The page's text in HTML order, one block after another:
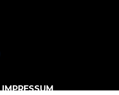
IMPRESSUM